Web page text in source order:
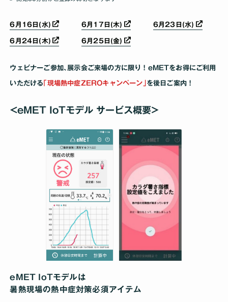
6月16日(水) 6月17日(木) 6月23日(水)
6月24日(木) 6月25日(金)
ウェビナーご参加､展示会ご来場の方に限り！eMETをお得にご利用
いただける ｢現場熱中症ZEROキャンペーン｣ を後日ご案内！
<eMET IoTモデル サービス概要>
eMET IoTモデルは
暑熱現場の熱中症対策必須アイテム